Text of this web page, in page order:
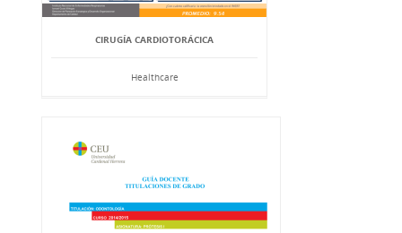
CIRUGÍA CARDIOTORÁCICA
Healthcare